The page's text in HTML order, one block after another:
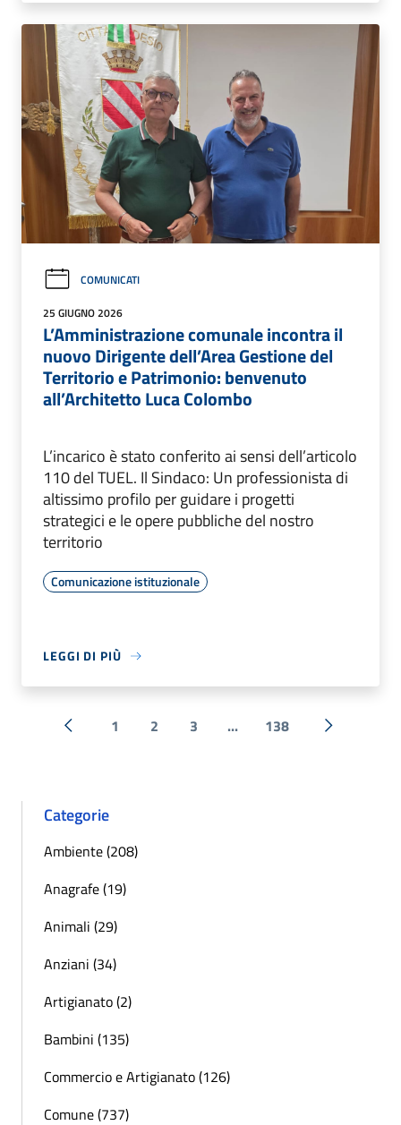
COMUNICATI
25 GIUGNO 2026
L’Amministrazione comunale incontra il
nuovo Dirigente dell’Area Gestione del
Territorio e Patrimonio: benvenuto
all’Architetto Luca Colombo
L’incarico è stato conferito ai sensi dell’articolo
110 del TUEL. Il Sindaco: Un professionista di
altissimo profilo per guidare i progetti
strategici e le opere pubbliche del nostro
territorio
Comunicazione istituzionale
LEGGI DI PIÙ
« Precedente
1 2 3 ... 138 Successiva
Categorie
Ambiente (208)
Anagrafe (19)
Animali (29)
Anziani (34)
Artigianato (2)
Bambini (135)
Commercio e Artigianato (126)
Comune (737)